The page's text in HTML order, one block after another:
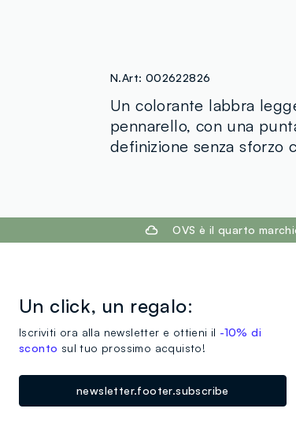
N.Art: 002622826
Un colorante labbra
pennarello, con una
definizione senza sforzo
OVS è il quarto
Un click, un regalo:
Iscriviti ora alla newsletter e ottieni il -10% di
sconto sul tuo prossimo acquisto!
newsletter.footer.subscribe